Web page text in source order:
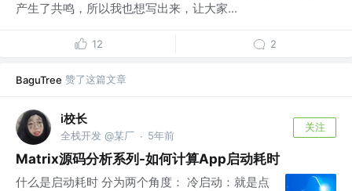
产生了共鸣，所以我也想写出来，让大家...
12 2
BaguTree 赞了这篇文章
i校长
全栈开发 @某厂 · 5年前
关注
Matrix源码分析系列-如何计算App启动耗时
什么是启动耗时 分为两个角度： 冷启动：就是点